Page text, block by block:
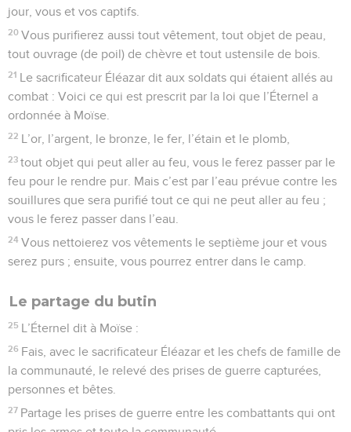
jour, vous et vos captifs.
20 Vous purifierez aussi tout vêtement, tout objet de peau,
tout ouvrage (de poil) de chèvre et tout ustensile de bois.
21 Le sacrificateur Éléazar dit aux soldats qui étaient allés au
combat : Voici ce qui est prescrit par la loi que l’Éternel a
ordonnée à Moïse.
22 L’or, l’argent, le bronze, le fer, l’étain et le plomb,
23 tout objet qui peut aller au feu, vous le ferez passer par le
feu pour le rendre pur. Mais c’est par l’eau prévue contre les
souillures que sera purifié tout ce qui ne peut aller au feu ;
vous le ferez passer dans l’eau.
24 Vous nettoierez vos vêtements le septième jour et vous
serez purs ; ensuite, vous pourrez entrer dans le camp.
Le partage du butin
25 L’Éternel dit à Moïse :
26 Fais, avec le sacrificateur Éléazar et les chefs de famille de
la communauté, le relevé des prises de guerre capturées,
personnes et bêtes.
27 Partage les prises de guerre entre les combattants qui ont